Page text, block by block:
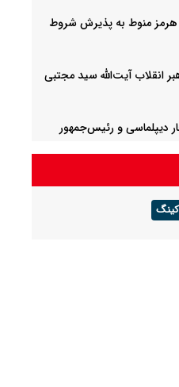
هرمز منوط به پذیرش شروط
انقلاب آیت‌الله سید مجتبی
دیپلماسی و رئیس‌جمهور
مشخص شد؟
خبرنگاران در روز خبرنگار